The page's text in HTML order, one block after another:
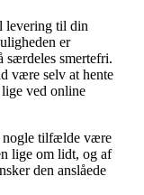
levering til din
er
særdeles smertefri.
være selv at hente
ved online
nogle tilfælde være
lige om lidt, og af
den anslåede